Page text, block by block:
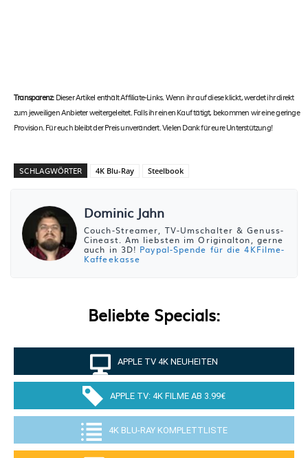
Transparenz:Dieser Artikel enthält Affiliate-Links. Wenn ihr auf diese klickt, werdet ihr direkt
zum jeweiligen Anbieter weitergeleitet. Falls ihr einen Kauf tätigt, bekommen wir eine geringe
Provision. Für euch bleibt der Preis unverändert. Vielen Dank für eure Unterstützung!
SCHLAGWÖRTER 4K Blu-Ray Steelbook
Dominic Jahn
Couch-Streamer, TV-Umschalter & Genuss-
Cineast. Am liebsten im Originalton, gerne
auch in 3D! Paypal-Spende für die 4KFilme-
Kaffeekasse
Beliebte Specials:
APPLE TV 4K NEUHEITEN
APPLE TV: 4K FILME AB 3.99€
4K BLU-RAY KOMPLETTLISTE